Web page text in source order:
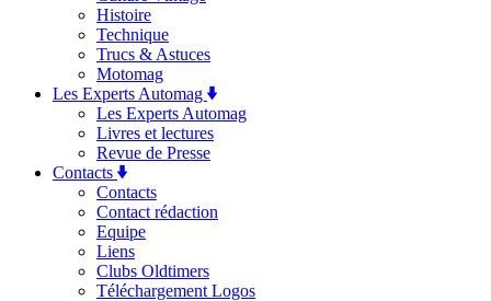
Histoire
Technique
Trucs & Astuces
Motomag
Les Experts Automag
Les Experts Automag
Livres et lectures
Revue de Presse
Contacts
Contacts
Contact rédaction
Equipe
Liens
Clubs Oldtimers
Téléchargement Logos